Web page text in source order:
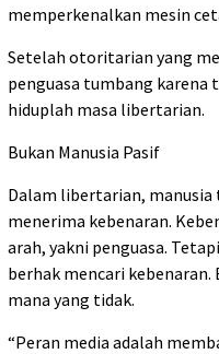
memperkenalkan mesin
Setelah otoritarian yang
penguasa tumbang karena
hiduplah masa libertarian.
Bukan Manusia Pasif
Dalam libertarian, manusia
menerima kebenaran.
arah, yakni penguasa.
berhak mencari kebenaran.
mana yang tidak.
“Peran media adalah